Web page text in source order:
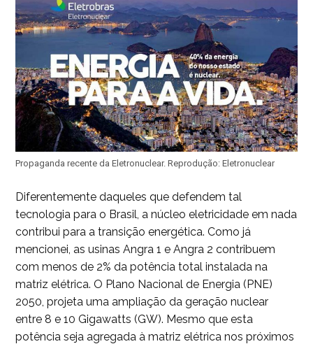
Propaganda recente da Eletronuclear. Reprodução: Eletronuclear
Diferentemente daqueles que defendem tal
tecnologia para o Brasil, a núcleo eletricidade em nada
contribui para a transição energética. Como já
mencionei, as usinas Angra 1 e Angra 2 contribuem
com menos de 2% da potência total instalada na
matriz elétrica. O Plano Nacional de Energia (PNE)
2050, projeta uma ampliação da geração nuclear
entre 8 e 10 Gigawatts (GW). Mesmo que esta
potência seja agregada à matriz elétrica nos próximos